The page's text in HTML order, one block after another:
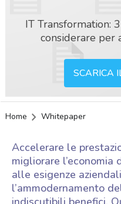
IT Transformation:
considerare per
SCARICA
Home Whitepaper
Accelerare le
migliorare
alle esigenze
l’ammodernamento